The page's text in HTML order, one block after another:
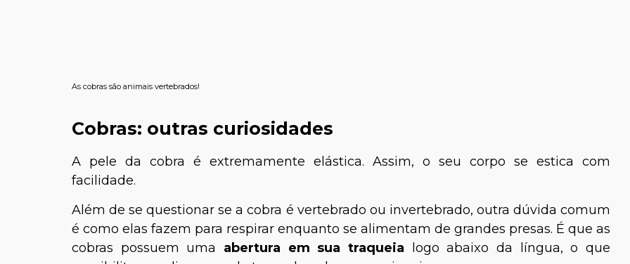
As cobras são animais vertebrados!
Cobras: outras curiosidades
A pele da cobra é extremamente elástica. Assim, o seu corpo se estica com
facilidade.
Além de se questionar se a cobra é vertebrado ou invertebrado, outra dúvida comum
é como elas fazem para respirar enquanto se alimentam de grandes presas. É que as
cobras possuem uma abertura em sua traqueia logo abaixo da língua, o que